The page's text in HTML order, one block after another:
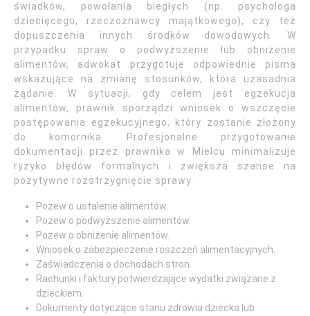
świadków, powołania biegłych (np. psychologa
dziecięcego, rzeczoznawcy majątkowego), czy też
dopuszczenia innych środków dowodowych. W
przypadku spraw o podwyższenie lub obniżenie
alimentów, adwokat przygotuje odpowiednie pisma
wskazujące na zmianę stosunków, która uzasadnia
żądanie. W sytuacji, gdy celem jest egzekucja
alimentów, prawnik sporządzi wniosek o wszczęcie
postępowania egzekucyjnego, który zostanie złożony
do komornika. Profesjonalne przygotowanie
dokumentacji przez prawnika w Mielcu minimalizuje
ryzyko błędów formalnych i zwiększa szanse na
pozytywne rozstrzygnięcie sprawy.
Pozew o ustalenie alimentów.
Pozew o podwyższenie alimentów.
Pozew o obniżenie alimentów.
Wniosek o zabezpieczenie roszczeń alimentacyjnych.
Zaświadczenia o dochodach stron.
Rachunki i faktury potwierdzające wydatki związane z
dzieckiem.
Dokumenty dotyczące stanu zdrowia dziecka lub